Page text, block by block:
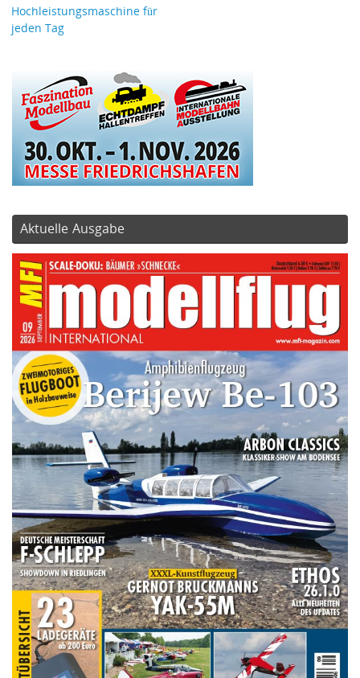
Hochleistungsmaschine für
jeden Tag
Aktuelle Ausgabe